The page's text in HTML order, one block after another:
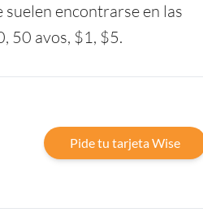
suelen encontrarse en las
50 avos, $1, $5.
Pide tu tarjeta Wise